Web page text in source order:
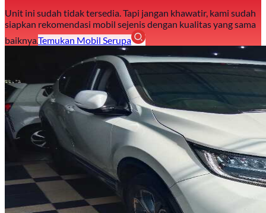
Unit ini sudah tidak tersedia. Tapi jangan khawatir, kami sudah
siapkan rekomendasi mobil sejenis dengan kualitas yang sama
baiknya.Temukan Mobil Serupa